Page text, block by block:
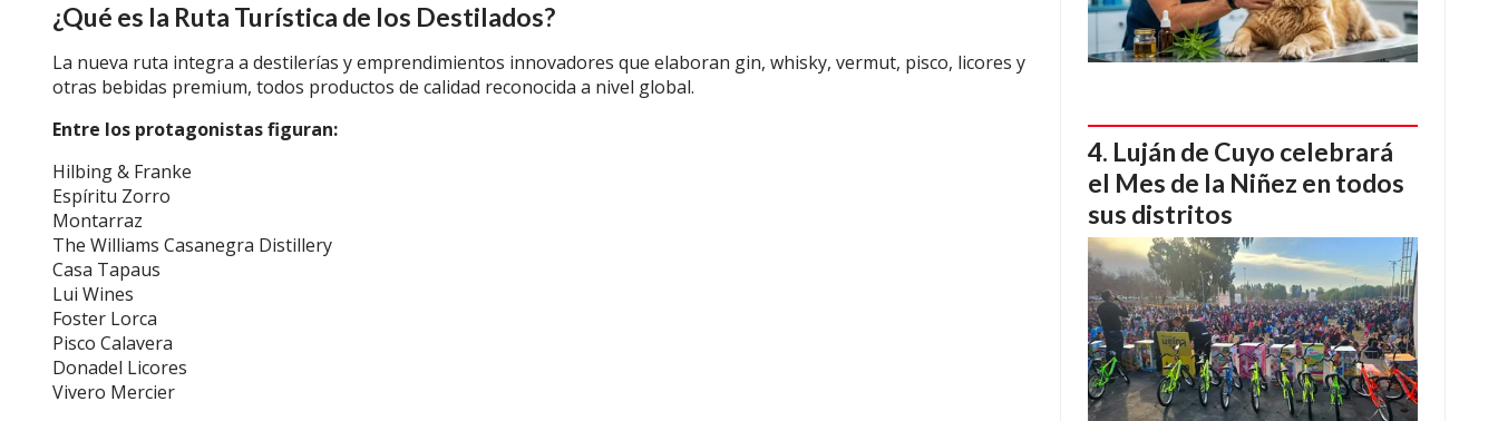
¿Qué es la Ruta Turística de los Destilados?
La nueva ruta integra a destilerías y emprendimientos innovadores que elaboran gin, whisky, vermut, pisco, licores y
otras bebidas premium, todos productos de calidad reconocida a nivel global.
Entre los protagonistas figuran:
Hilbing & Franke
Espíritu Zorro
Montarraz
The Williams Casanegra Distillery
Casa Tapaus
Lui Wines
Foster Lorca
Pisco Calavera
Donadel Licores
Vivero Mercier
Luján de Cuyo celebrará
el Mes de la Niñez en todos
sus distritos